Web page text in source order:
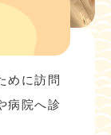
めに訪問
病院へ診